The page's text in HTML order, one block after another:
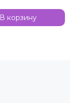
В корзину